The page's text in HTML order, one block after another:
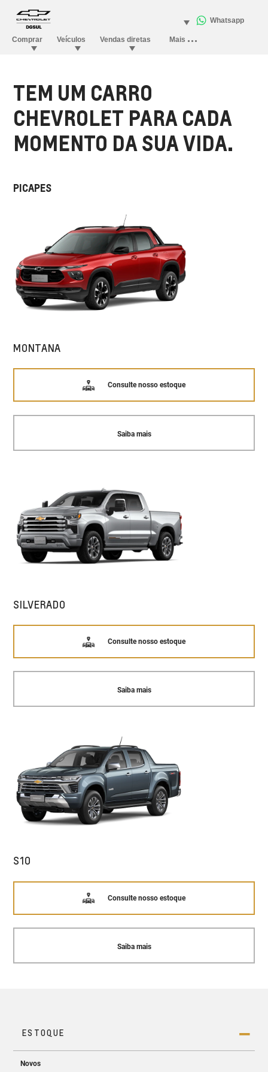
TEM UM CARRO
CHEVROLET PARA CADA
MOMENTO DA SUA VIDA.
PICAPES
MONTANA
Consulte nosso estoque
Saiba mais
SILVERADO
Consulte nosso estoque
Saiba mais
S10
Consulte nosso estoque
Saiba mais